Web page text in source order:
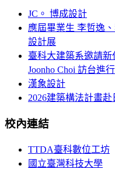
JC。 博成設計
應屆畢業生 李哲逸
設計展
臺科大建築系邀請
Joonho Choi 訪台進
漢象設計
2026建築構法計畫
校內連結
TTDA臺科數位工坊
國立臺灣科技大學